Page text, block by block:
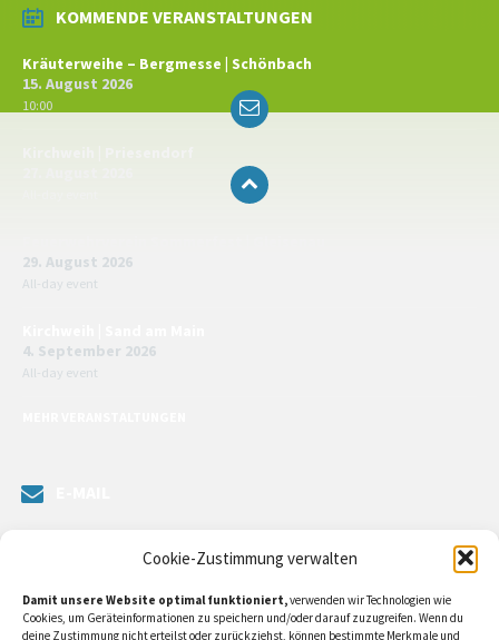
Cookie-Zustimmung verwalten
Damit unsere Website optimal funktioniert,verwenden wir Technologien wie
Cookies, um Geräteinformationen zu speichern und/oder darauf zuzugreifen. Wenn du
deine Zustimmung nicht erteilst oder zurückziehst, können bestimmte Merkmale und
KOMMENDE VERANSTALTUNGEN
Kräuterweihe – Bergmesse | Schönbach
15. August 2026
10:00
29. August 2026
All-day event
4. September 2026
All-day event
kontaktieren oder direkt an unsere Bürgermeister/in schreiben.
Klicken Siehier…
Email